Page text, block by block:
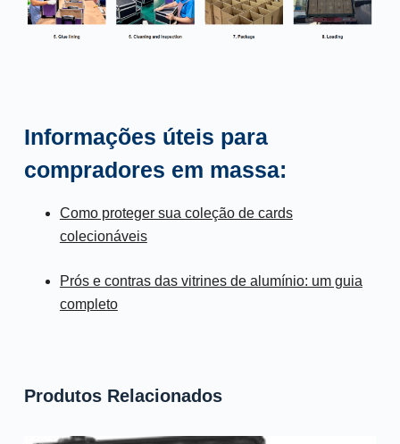
Informações úteis para
compradores em massa:
Como proteger sua coleção de cards
colecionáveis
Prós e contras das vitrines de alumínio: um guia
completo
Produtos Relacionados